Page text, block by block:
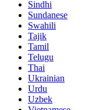
Sindhi
Sundanese
Swahili
Tajik
Tamil
Telugu
Thai
Ukrainian
Urdu
Uzbek